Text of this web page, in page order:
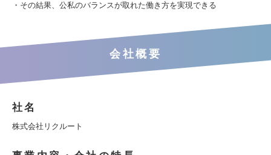
・その結果、公私のバランスが取れた働き方を実現できる
会社概要
社名
株式会社リクルート